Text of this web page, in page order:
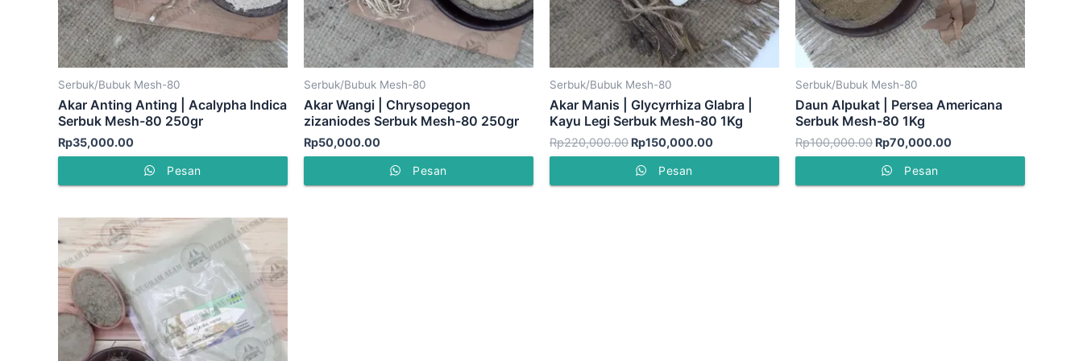
Serbuk/Bubuk Mesh-80
Akar Anting Anting | Acalypha Indica
Serbuk Mesh-80 250gr
Rp35,000.00
Pesan
Serbuk/Bubuk Mesh-80
Akar Wangi | Chrysopegon
zizaniodes Serbuk Mesh-80 250gr
Rp50,000.00
Pesan
Serbuk/Bubuk Mesh-80
Akar Manis | Glycyrrhiza Glabra |
Kayu Legi Serbuk Mesh-80 1Kg
Rp220,000.00 Rp150,000.00
Pesan
Serbuk/Bubuk Mesh-80
Daun Alpukat | Persea Americana
Serbuk Mesh-80 1Kg
Rp100,000.00 Rp70,000.00
Pesan